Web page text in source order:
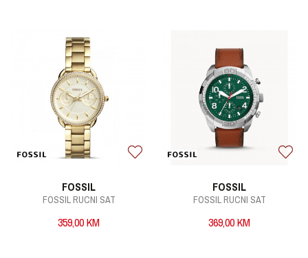
FOSSIL
FOSSIL RUCNI SAT
359,00KM
FOSSIL
FOSSIL RUCNI SAT
369,00KM